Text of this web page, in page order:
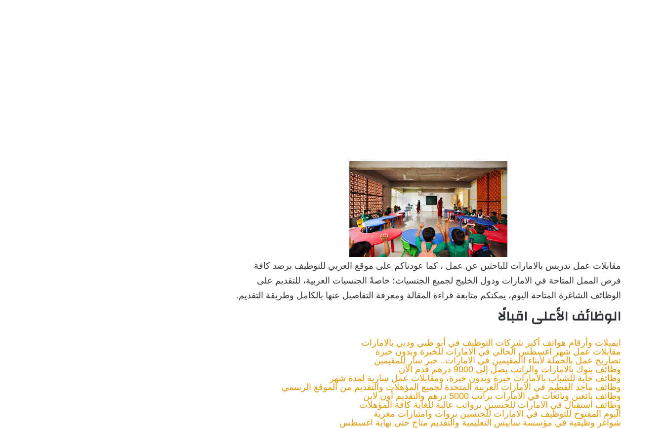
مقابلات عمل تدريس بالامارات للباحثين عن عمل ، كما عودناكم على موقع العربي للتوظيف برصد كافة
فرص الممل المتاحة في الامارات ودول الخليج لجميع الجنسيات؛ خاصةً الجنسيات العربية، للتقديم على
الوظائف الشاغرة المتاحة اليوم، يمكنكم متابعة قراءة المقالة ومعرفة التفاصيل عنها بالكامل وطريقة التقديم.
الوظائف الأعلى اقبالًا
ايميلات وأرقام هواتف أكبر شركات التوظيف في أبو ظبي ودبي بالامارات
مقابلات عمل شهر اغسطس الحالي في الامارات للخبرة وبدون خبرة
تصاريح عمل بالجملة لأبناء االمقيمين في الامارات.. خبر سار للمقيمين
وظائف بنوك بالامارات والراتب يصل إلى 9000 درهم قدم الآن
وظائف خاية للشباب بالامارات خبرة وبدون خبرة، ومقابلات عمل سارية لمدة شهر
وظائف ماجد الفطيم في الامارات العربية المتحدة لجميع المؤهلات والتقديم من الموقع الرسمي
وظائف بائعين وبائعات في الامارات براتب 5000 درهم والتقديم أون لاين
وظائف استقبال في الامارات للجنسين برواتب عالية للغاية كافة المؤهلات
اليوم المفتوح للتوظيف في الامارات للجنسين بروات وامتيازات مغرية
شواغر وظيفية في مؤسسة سابيس التعليمية والتقديم متاح حتى نهاية اغسطس